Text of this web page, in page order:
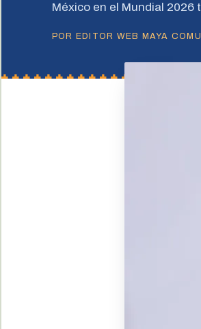
México en el Mundial
POR EDITOR WEB MAYA